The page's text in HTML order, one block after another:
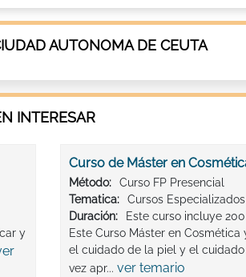
AUTONOMA DE CEUTA
INTERESAR
y
Curso de Máster en
Método:
Curso FP Presencial
Tematica:
Cursos Especializados
Duración:
Este curso incluye
Este Curso Máster en
el cuidado de la piel y el
vez apr... ver temario